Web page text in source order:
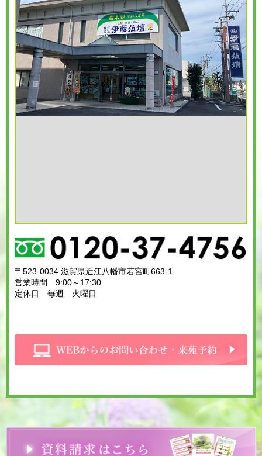
〒523-0034 滋賀県近江八幡市若宮町663-1
営業時間 9:00～17:30
定休日 毎週 火曜日